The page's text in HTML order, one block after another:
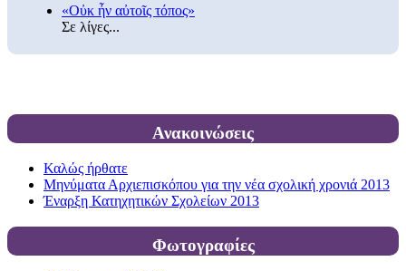
«Οὐκ ἦν αὐτοῖς τόπος»
Σε λίγες...
Ανακοινώσεις
Καλώς ήρθατε
Μηνύματα Αρχιεπισκόπου για την νέα σχολική χρονιά 2013
Έναρξη Κατηχητικών Σχολείων 2013
Φωτογραφίες